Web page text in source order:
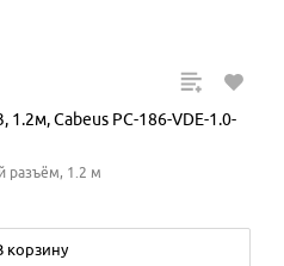
1.2м, Cabeus PC-186-VDE-1.0-
разъём, 1.2 м
корзину